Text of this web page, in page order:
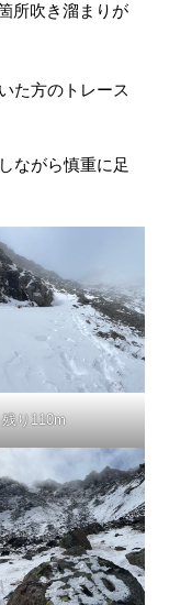
所吹き溜まりが
た方のトレース
ながら慎重に足
残り110m